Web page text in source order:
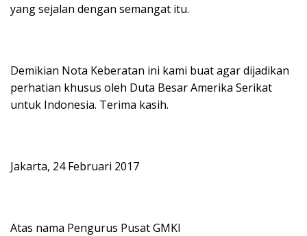
yang sejalan dengan semangat itu.
Demikian Nota Keberatan ini kami buat agar dijadikan
perhatian khusus oleh Duta Besar Amerika Serikat
untuk Indonesia. Terima kasih.
Jakarta, 24 Februari 2017
Atas nama Pengurus Pusat GMKI